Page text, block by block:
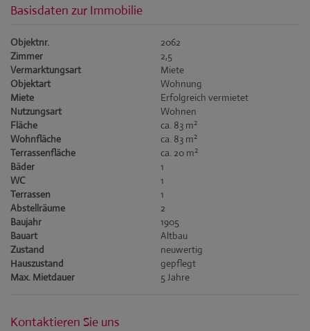
Basisdaten zur Immobilie
Objektnr.
2062
Zimmer
2,5
Vermarktungsart
Miete
Objektart
Wohnung
Miete
Erfolgreich vermietet
Nutzungsart
Wohnen
Fläche
ca. 83 m2
Wohnfläche ca. 83 m2
Terrassenfläche ca. 20 m2
Bäder
1
WC
1
Terrassen
1
Abstellräume
2
Baujahr
1905
Bauart
Altbau
Zustand
neuwertig
Hauszustand
gepflegt
Max. Mietdauer
5 Jahre
Kontaktieren Sie uns